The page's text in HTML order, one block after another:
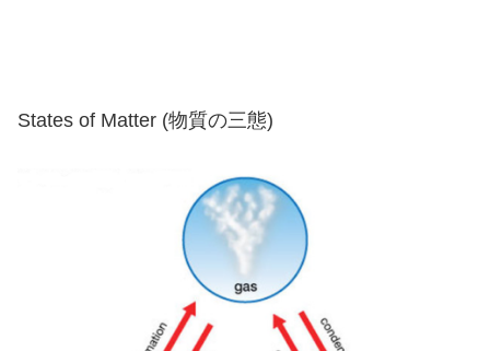
States of Matter (物質の三態)